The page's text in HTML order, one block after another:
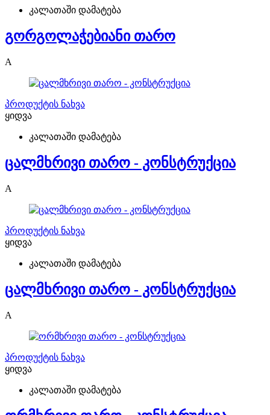
კალათაში დამატება
გორგოლაჭებიანი თარო
A
პროდუქტის ნახვა
ყიდვა
კალათაში დამატება
ცალმხრივი თარო - კონსტრუქცია
A
პროდუქტის ნახვა
ყიდვა
კალათაში დამატება
ცალმხრივი თარო - კონსტრუქცია
A
პროდუქტის ნახვა
ყიდვა
კალათაში დამატება